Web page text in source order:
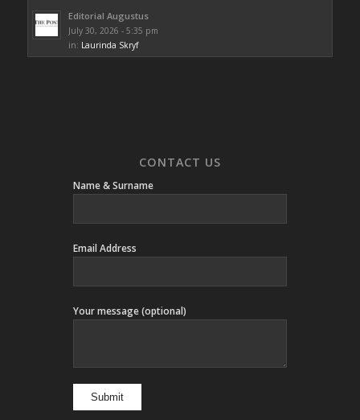
Editorial Augustus
July 30, 2026 - 5:35 pm
in: Laurinda Skryf
CONTACT US
Name & Surname
Email Address
Your message (optional)